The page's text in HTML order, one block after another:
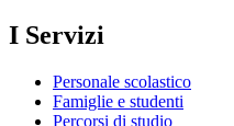
I Servizi
Personale scolastico
Famiglie e studenti
Percorsi di studio